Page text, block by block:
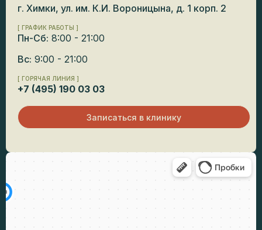
г. Химки, ул. им. К.И. Вороницына, д. 1 корп. 2
[ ГРАФИК РАБОТЫ ]
Пн-Сб: 8:00 - 21:00
Вс: 9:00 - 21:00
[ ГОРЯЧАЯ ЛИНИЯ ]
+7 (495) 190 03 03
Записаться в клинику